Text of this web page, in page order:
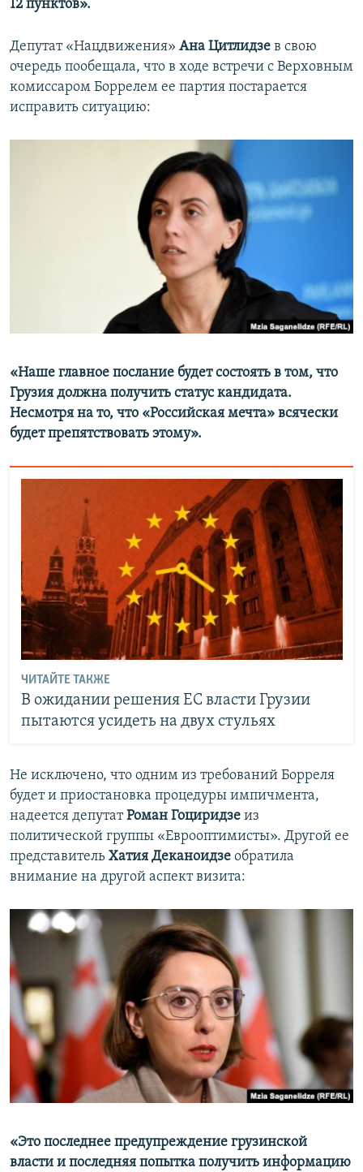
12 пунктов».
Депутат «Нацдвижения» Ана Цитлидзе в свою
очередь пообещала, что в ходе встречи с Верховным
комиссаром Боррелем ее партия постарается
исправить ситуацию:
«Наше главное послание будет состоять в том, что
Грузия должна получить статус кандидата.
Несмотря на то, что «Российская мечта» всячески
будет препятствовать этому».
ЧИТАЙТЕ ТАКЖЕ
В ожидании решения ЕС власти Грузии
пытаются усидеть на двух стульях
Не исключено, что одним из требований Борреля
будет и приостановка процедуры импичмента,
надеется депутатРоман Гоциридзе из
политической группы «Еврооптимисты». Другой ее
представитель Хатия Деканоидзе обратила
внимание на другой аспект визита:
«Это последнее предупреждение грузинской
власти и последняя попытка получить информацию